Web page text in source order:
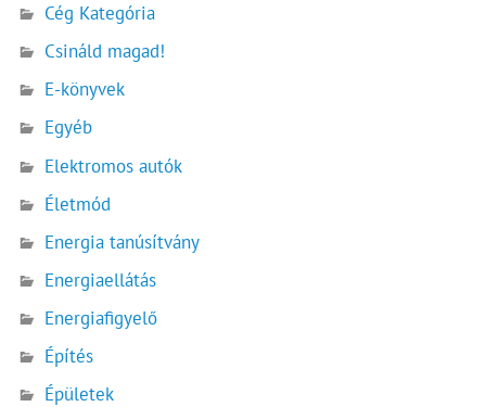
Cég Kategória
Csináld magad!
E-könyvek
Egyéb
Elektromos autók
Életmód
Energia tanúsítvány
Energiaellátás
Energiafigyelő
Építés
Épületek